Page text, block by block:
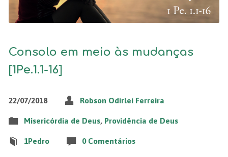
Consolo em meio às mudanças
[1Pe.1.1-16]
22/07/2018 Robson Odirlei Ferreira
Misericórdia de Deus, Providência de Deus
1Pedro 0 Comentários